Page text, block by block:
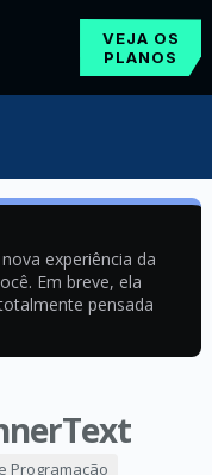
VEJA OS
PLANOS
experiência da
Em breve, ela
pensada
Programação